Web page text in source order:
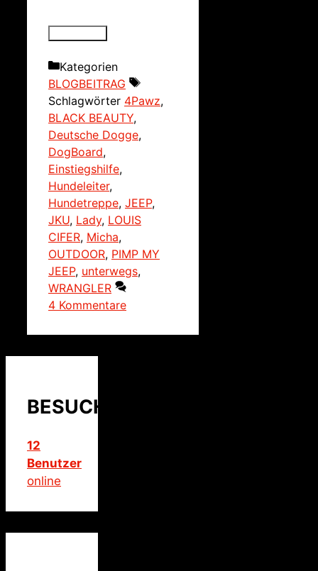
Kategorien
BLOGBEITRAG
Schlagwörter 4Pawz,
BLACK BEAUTY,
Deutsche Dogge,
DogBoard,
Einstiegshilfe,
Hundeleiter,
Hundetreppe, JEEP,
JKU, Lady, LOUIS
CIFER, Micha,
OUTDOOR, PIMP MY
JEEP, unterwegs,
WRANGLER
4 Kommentare
BESUCHER
12
Benutzer
online